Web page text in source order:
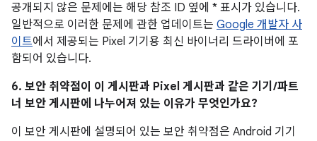
공개되지 않은 문제에는 해당 참조 ID 옆에 * 표시가 있습니다.
일반적으로 이러한 문제에 관한 업데이트는 Google 개발자 사
이트에서 제공되는 Pixel 기기용 최신 바이너리 드라이버에 포
함되어 있습니다.
6. 보안 취약점이 이 게시판과 Pixel 게시판과 같은 기기/파트
너 보안 게시판에 나누어져 있는 이유가 무엇인가요?
이 보안 게시판에 설명되어 있는 보안 취약점은 Android 기기